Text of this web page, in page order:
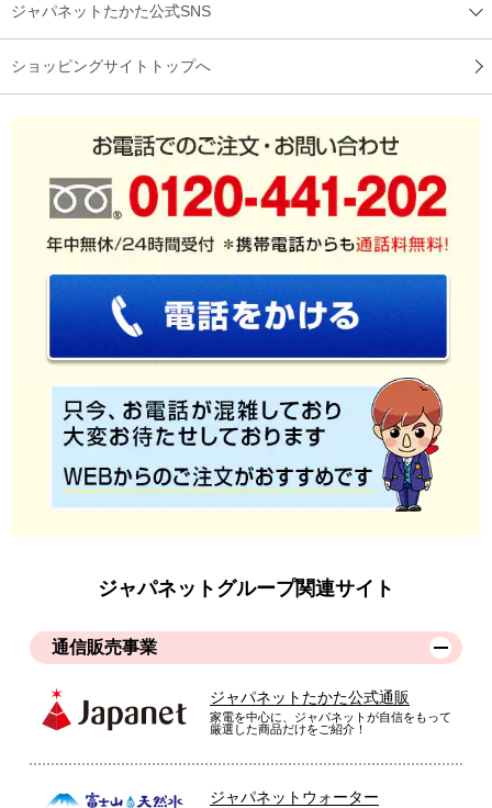
ジャパネットたかた公式SNS
ショッピングサイトトップへ
ジャパネットグループ関連サイト
通信販売事業
ジャパネットたかた公式通販
家電を中心に、ジャパネットが自信をもって
厳選した商品だけをご紹介！
ジャパネットウォーター